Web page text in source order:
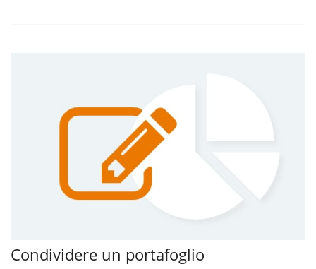
Condividere un portafoglio